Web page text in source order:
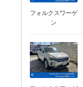
フォルクスワーゲ
ン